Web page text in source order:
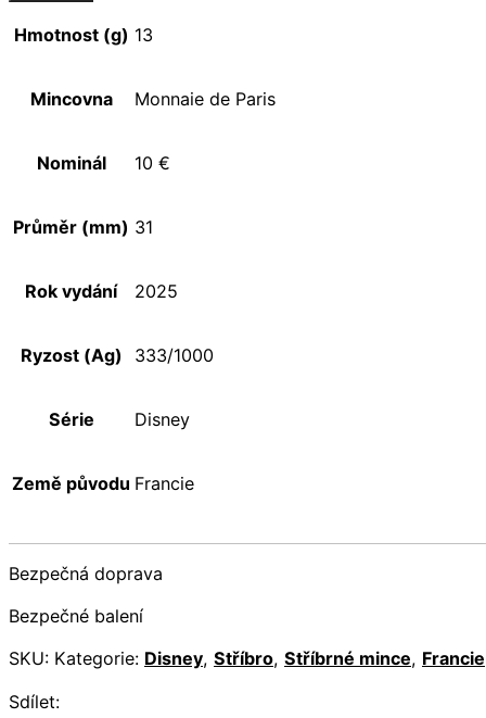
Hmotnost (g) 13
Mincovna Monnaie de Paris
Nominál 10 €
Průměr (mm) 31
Rok vydání 2025
Ryzost (Ag) 333/1000
Série Disney
Země původu Francie
Bezpečná doprava
Bezpečné balení
SKU: Kategorie: Disney, Stříbro, Stříbrné mince, Francie
Sdílet: